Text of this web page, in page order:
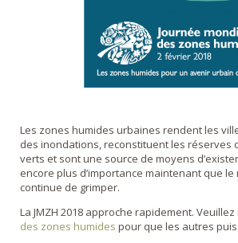
Les zones humides urbaines rendent les
des inondations, reconstituent les réserves
verts et sont une source de moyens
encore plus d’importance maintenant que
continue de grimper.
La JMZH 2018 approche rapidement.
des zones humides pour que les autres